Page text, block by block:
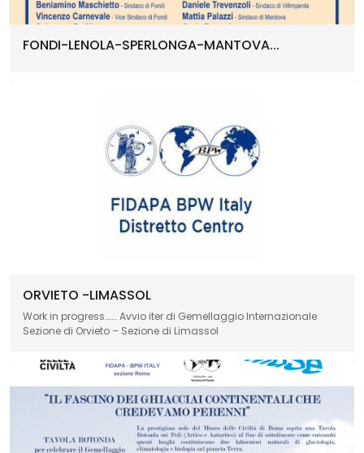
FONDI-LENOLA-SPERLONGA-MANTOVA...
ORVIETO -LIMASSOL
Work in progress……. Avvio iter di Gemellaggio Internazionale
Sezione di Orvieto – Sezione di Limassol